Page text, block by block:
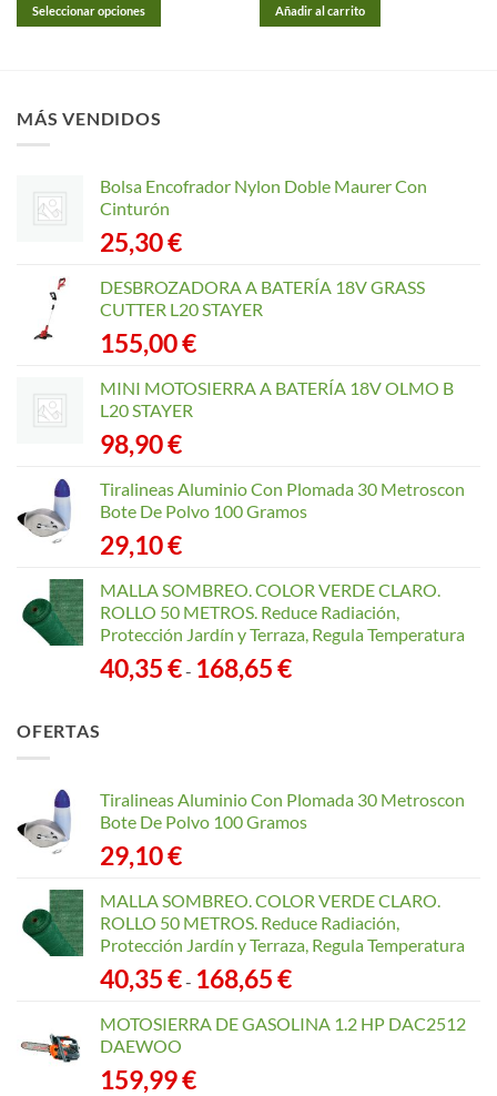
Seleccionar opciones
múltiples
variantes.
pueden
página
Añadir al carrito
MÁS VENDIDOS
Bolsa Encofrador Nylon Doble Maurer Con
Cinturón
25,30€
DESBROZADORA A BATERÍA 18V GRASS
CUTTER L20 STAYER
155,00€
MINI MOTOSIERRA A BATERÍA 18V OLMO B
L20 STAYER
98,90€
Tiralineas Aluminio Con Plomada 30 Metroscon
Bote De Polvo 100 Gramos
29,10€
MALLA SOMBREO. COLOR VERDE CLARO.
ROLLO 50 METROS. Reduce Radiación,
Protección Jardín y Terraza, Regula Temperatura
40,35€- 168,65€Rango
168,65 €
OFERTAS
Tiralineas Aluminio Con Plomada 30 Metroscon
Bote De Polvo 100 Gramos
29,10€
MALLA SOMBREO. COLOR VERDE CLARO.
ROLLO 50 METROS. Reduce Radiación,
Protección Jardín y Terraza, Regula Temperatura
40,35€- 168,65€Rango
precios:
MOTOSIERRA DE GASOLINA 1.2 HP DAC2512
DAEWOO
159,99€